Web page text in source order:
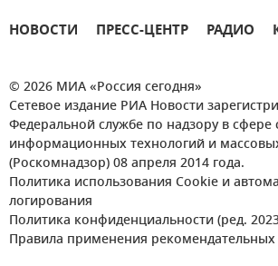
НОВОСТИ ПРЕСС-ЦЕНТР РАДИО
© 2026 МИА «Россия сегодня»
Сетевое издание РИА Новости
Федеральной службе по надзору в сфере
информационных технологий и
(Роскомнадзор) 08 апреля 2014 года.
Политика использования Cookie и
логирования
Политика конфиденциальности (ред.
Правила применения рекомендательных